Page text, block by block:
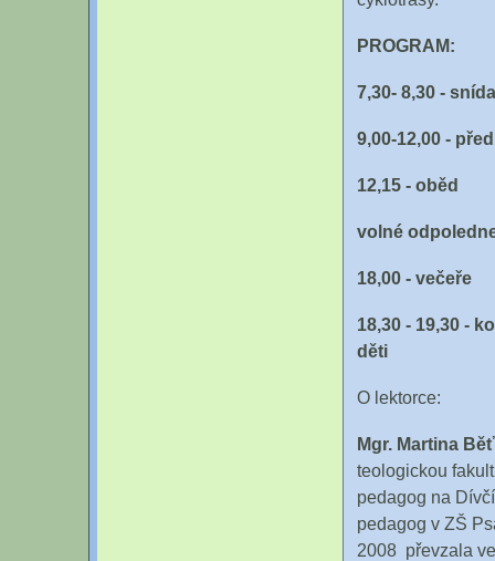
PROGRAM:
7,30- 8,30 -
9,00-12,00 -
12,15 - oběd
volné
18,00 - večeře
18,30 - 19,30 -
děti
O lektorce:
Mgr. Martina
teologickou
pedagog na
pedagog v ZŠ
2008 převzala